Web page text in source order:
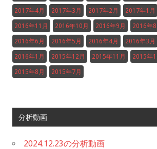
2017年4月 2017年3月 2017年2月 2017年1月
2016年11月 2016年10月 2016年9月 2016年8
2016年6月 2016年5月 2016年4月 2016年3月
2016年1月 2015年12月 2015年11月 2015年
2015年8月 2015年7月
分析動画
2024.12.23の分析動画